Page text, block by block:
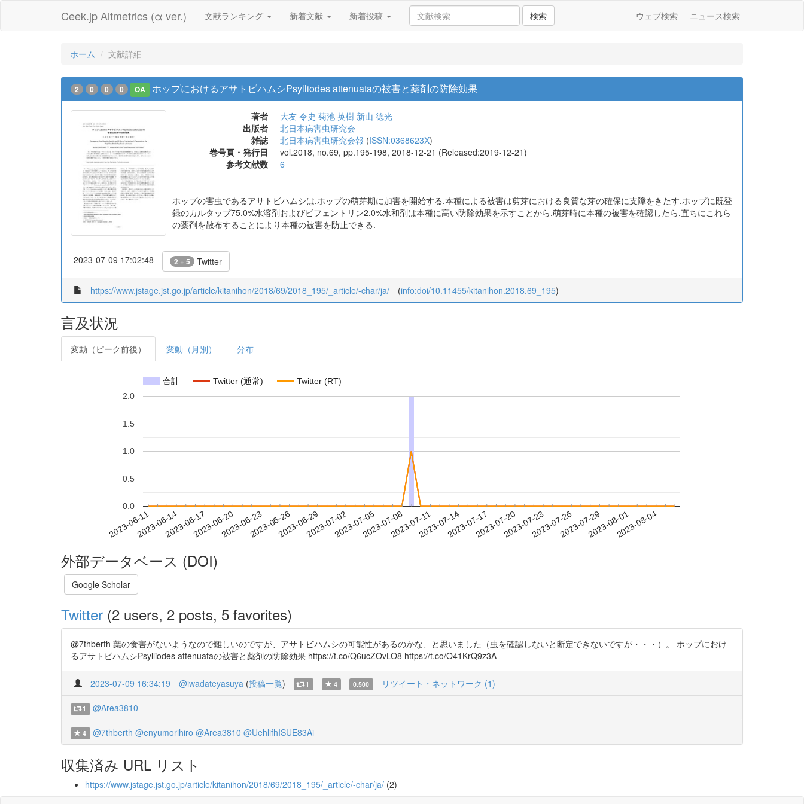
Ceek.jp Altmetrics (α ver.) 文献ランキング 新着文献 新着投稿 検索 ウェブ検索 ニュース検索
ホーム 文献詳細
2 0 0 0 OA ホップにおけるアサトビハムシPsylliodes attenuataの被害と薬剤の防除効果
著者 大友 令史 菊池 英樹 新山 徳光
出版者
北日本病害虫研究会
雑誌
北日本病害虫研究会報 (ISSN:0368623X)
巻号頁・発行日
vol.2018, no.69, pp.195-198, 2018-12-21 (Released:2019-12-21)
参考文献数
6
ホップの害虫であるアサトビハムシは,ホップの萌芽期に加害を開始する.本種による被害は剪芽における良質な芽の確保に支障をきたす.ホップに既登
録のカルタップ75.0%水溶剤およびビフェントリン2.0%水和剤は本種に高い防除効果を示すことから,萌芽時に本種の被害を確認したら,直ちにこれら
の薬剤を散布することにより本種の被害を防止できる.
2023-07-09 17:02:48 2 + 5 Twitter
https://www.jstage.jst.go.jp/article/kitanihon/2018/69/2018_195/_article/-char/ja/ (info:doi/10.11455/kitanihon.2018.69_195)
言及状況
変動（ピーク前後） 変動（月別） 分布
合計 Twitter (通常) Twitter (RT)
2023-06-112023-06-142023-06-172023-06-202023-06-232023-06-262023-06-292023-07-022023-07-052023-07-082023-07-112023-07-142023-07-172023-07-202023-07-232023-07-262023-07-292023-08-012023-08-04
0.0
0.5
1.0
1.5
2.0
外部データベース (DOI)
Google Scholar
Twitter (2 users, 2 posts, 5 favorites)
@7thberth 葉の食害がないようなので難しいのですが、アサトビハムシの可能性があるのかな、と思いました（虫を確認しないと断定できないですが・・・）。 ホップにおけ
るアサトビハムシPsylliodes attenuataの被害と薬剤の防除効果 https://t.co/Q6ucZOvLO8 https://t.co/O41KrQ9z3A
2023-07-09 16:34:19 @iwadateyasuya (投稿一覧) 1 4 0.500 リツイート・ネットワーク (1)
1 @Area3810
4 @7thberth @enyumorihiro @Area3810 @UehlifhISUE83Ai
収集済み URL リスト
https://www.jstage.jst.go.jp/article/kitanihon/2018/69/2018_195/_article/-char/ja/ (2)